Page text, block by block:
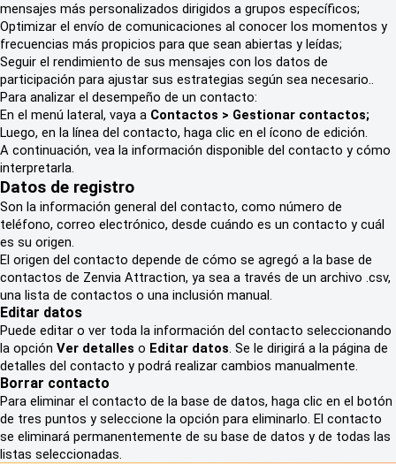
mensajes más personalizados dirigidos a grupos específicos;
Optimizar el envío de comunicaciones al conocer los momentos y
frecuencias más propicios para que sean abiertas y leídas;
Seguir el rendimiento de sus mensajes con los datos de
participación para ajustar sus estrategias según sea necesario..
Para analizar el desempeño de un contacto:
En el menú lateral, vaya a Contactos > Gestionar contactos;
Luego, en la línea del contacto, haga clic en el ícono de edición.
A continuación, vea la información disponible del contacto y cómo
interpretarla.
Datos de registro
Son la información general del contacto, como número de
teléfono, correo electrónico, desde cuándo es un contacto y cuál
es su origen.
El origen del contacto depende de cómo se agregó a la base de
contactos de Zenvia Attraction, ya sea a través de un archivo .csv,
una lista de contactos o una inclusión manual.
Editar datos
Puede editar o ver toda la información del contacto seleccionando
la opción Ver detalles o Editar datos. Se le dirigirá a la página de
detalles del contacto y podrá realizar cambios manualmente.
Borrar contacto
Para eliminar el contacto de la base de datos, haga clic en el botón
de tres puntos y seleccione la opción para eliminarlo. El contacto
se eliminará permanentemente de su base de datos y de todas las
listas seleccionadas.